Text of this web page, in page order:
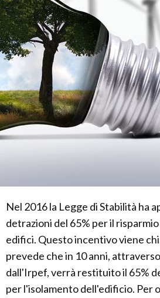
Nel 2016 la Legge di Stabilità ha
detrazioni del 65% per il
edifici. Questo incentivo viene
prevede che in 10 anni,
dall'Irpef, verrà restituito il 65%
per l'isolamento dell'edificio. Per